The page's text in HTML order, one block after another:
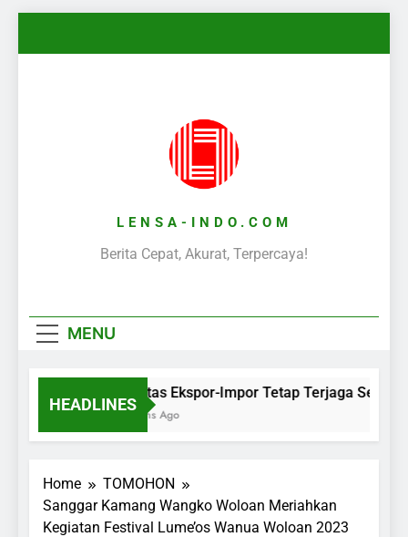
LENSA-INDO.COM
Berita Cepat, Akurat, Terpercaya!
MENU
HEADLINES
Aktivitas Ekspor-Impor Tetap Terjaga Selama
7 Months Ago
Home
TOMOHON
Sanggar Kamang Wangko Woloan Meriahkan
Kegiatan Festival Lume’os Wanua Woloan 2023